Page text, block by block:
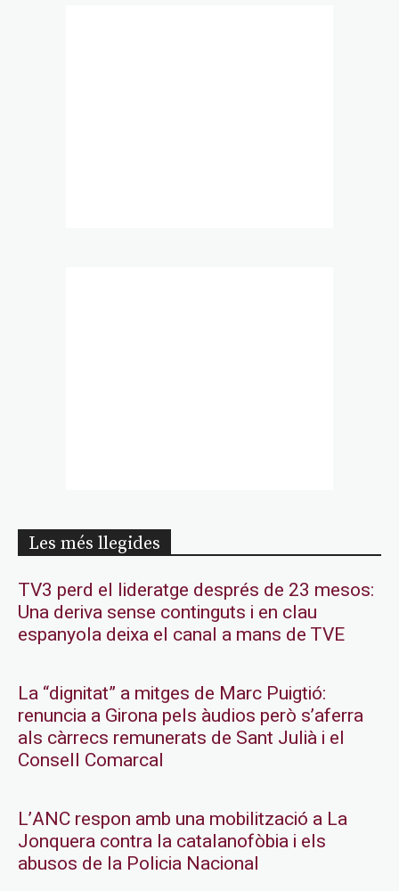
Les més llegides
TV3 perd el lideratge després de 23 mesos:
Una deriva sense continguts i en clau
espanyola deixa el canal a mans de TVE
La “dignitat” a mitges de Marc Puigtió:
renuncia a Girona pels àudios però s’aferra
als càrrecs remunerats de Sant Julià i el
Consell Comarcal
L’ANC respon amb una mobilització a La
Jonquera contra la catalanofòbia i els
abusos de la Policia Nacional